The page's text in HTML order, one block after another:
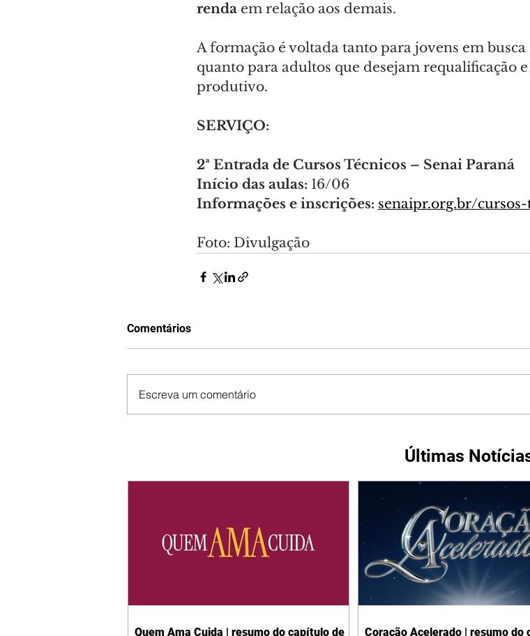
renda em relação aos demais.
A formação é voltada tanto para jovens em
quanto para adultos que desejam requalificação
produtivo.
SERVIÇO:
2ª Entrada de Cursos Técnicos – Senai Paraná
Início das aulas: 16/06
Informações e inscrições: senaipr.org.br/cursos-
Foto: Divulgação
Comentários
Escreva um comentário
Últimas
Quem Ama Cuida | resumo do capítulo de
Coração Acelerado | resumo do